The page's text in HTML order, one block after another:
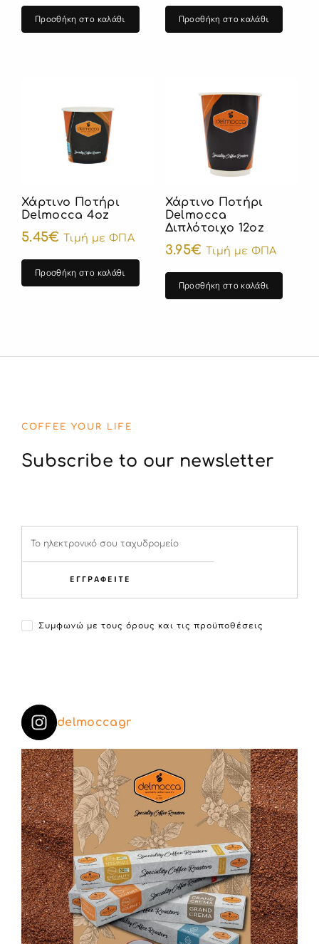
Προσθήκη στο καλάθι Προσθήκη στο καλάθι
Χάρτινο Ποτήρι
Delmocca 4oz
5.45€ Τιμή με ΦΠΑ
Προσθήκη στο καλάθι
Χάρτινο Ποτήρι
Delmocca
Διπλότοιχο 12oz
3.95€ Τιμή με ΦΠΑ
Προσθήκη στο καλάθι
COFFEE YOUR LIFE
Subscribe to our newsletter
ΕΓΓΡΑΦΕΙΤΕ
Συμφωνώ με τους όρους και τις προϋποθέσεις
delmoccagr